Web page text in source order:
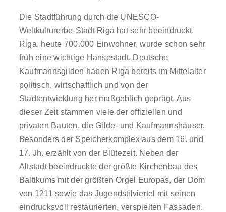
Die Stadtführung durch die UNESCO-
Weltkulturerbe-Stadt Riga hat sehr beeindruckt.
Riga, heute 700.000 Einwohner, wurde schon sehr
früh eine wichtige Hansestadt. Deutsche
Kaufmannsgilden haben Riga bereits im Mittelalter
politisch, wirtschaftlich und von der
Stadtentwicklung her maßgeblich geprägt. Aus
dieser Zeit stammen viele der offiziellen und
privaten Bauten, die Gilde- und Kaufmannshäuser.
Besonders der Speicherkomplex aus dem 16. und
17. Jh. erzählt von der Blütezeit. Neben der
Altstadt beeindruckte der größte Kirchenbau des
Baltikums mit der größten Orgel Europas, der Dom
von 1211 sowie das Jugendstilviertel mit seinen
eindrucksvoll restaurierten, verspielten Fassaden.